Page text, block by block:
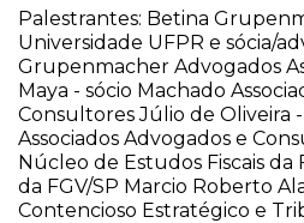
Palestrantes: Betina
Universidade UFPR e sócia/
Grupenmacher Advogados
Maya - sócio Machado
Consultores Júlio de Oliveira
Associados Advogados e
Núcleo de Estudos Fiscais
da FGV/SP Marcio Roberto
Contencioso Estratégico e